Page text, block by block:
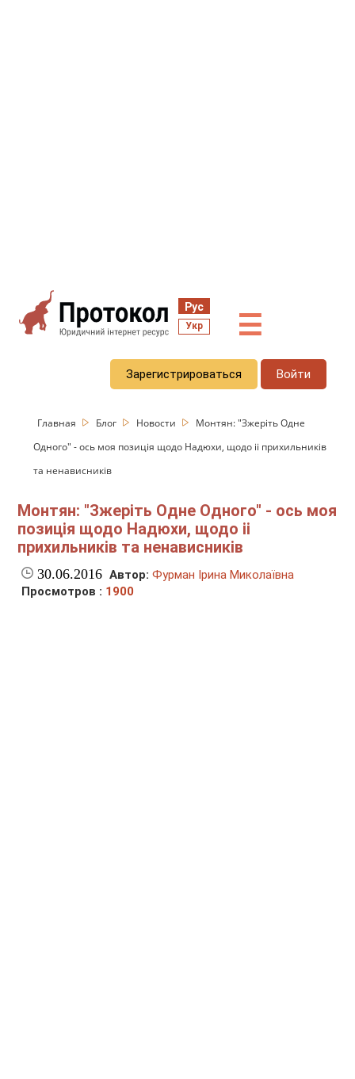
Рус
Укр ☰
Зарегистрироваться Войти
Главная Блог Новости
Монтян: "Зжеріть Одне
Одного" - ось моя позиція щодо Надюхи, щодо іі прихильників
та ненависників
Монтян: "Зжеріть Одне Одного" - ось моя
позиція щодо Надюхи, щодо іі
прихильників та ненависників
30.06.2016 Автор: Фурман Ірина Миколаївна
Просмотров : 1900